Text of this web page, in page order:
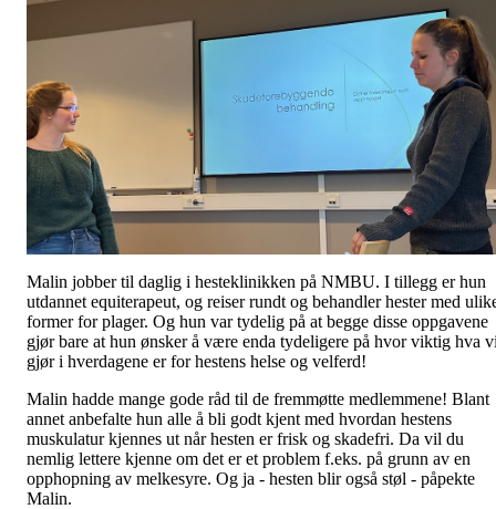
Malin jobber til daglig i hesteklinikken på NMBU. I tillegg er hun
utdannet equiterapeut, og reiser rundt og behandler hester med
former for plager. Og hun var tydelig på at begge disse oppgavene
gjør bare at hun ønsker å være enda tydeligere på hvor viktig hva
gjør i hverdagene er for hestens helse og velferd!
Malin hadde mange gode råd til de fremmøtte medlemmene! Blant
annet anbefalte hun alle å bli godt kjent med hvordan hestens
muskulatur kjennes ut når hesten er frisk og skadefri. Da vil du
nemlig lettere kjenne om det er et problem f.eks. på grunn av en
opphopning av melkesyre. Og ja - hesten blir også støl - påpekte
Malin.